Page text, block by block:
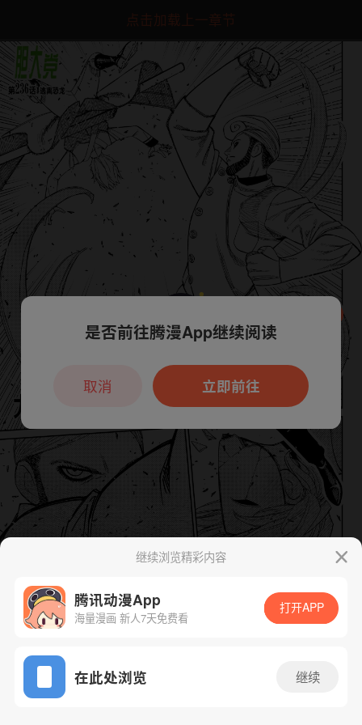
点击加载上一章节
App免费看
下一话 腾漫App免费看
继续浏览精彩内容
腾讯动漫App
海量漫画 新人7天免费看
打开APP
在此处浏览 继续
本章节仅支持App阅读，可打开App新用
户7天免费看
是否前往腾漫App继续阅读
立即前往
取消